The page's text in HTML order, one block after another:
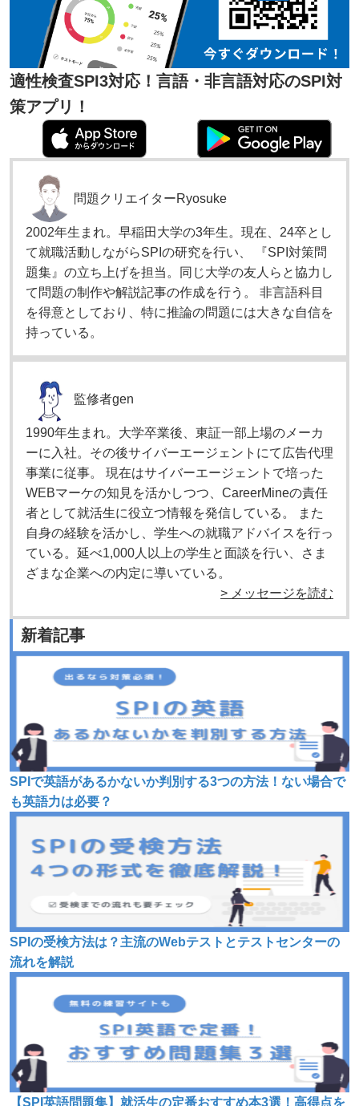
適性検査SPI3対応！言語・非言語対応のSPI対
策アプリ！
問題クリエイターRyosuke
2002年生まれ。早稲田大学の3年生。現在、24卒とし
て就職活動しながらSPIの研究を行い、 『SPI対策問
題集』の立ち上げを担当。同じ大学の友人らと協力し
て問題の制作や解説記事の作成を行う。 非言語科目
を得意としており、特に推論の問題には大きな自信を
持っている。
監修者gen
1990年生まれ。大学卒業後、東証一部上場のメーカ
ーに入社。その後サイバーエージェントにて広告代理
事業に従事。 現在はサイバーエージェントで培った
WEBマーケの知見を活かしつつ、CareerMineの責任
者として就活生に役立つ情報を発信している。 また
自身の経験を活かし、学生への就職アドバイスを行っ
ている。延べ1,000人以上の学生と面談を行い、さま
ざまな企業への内定に導いている。
> メッセージを読む
新着記事
SPIで英語があるかないか判別する3つの方法！ない場合で
も英語力は必要？
SPIの受検方法は？主流のWebテストとテストセンターの
流れを解説
【SPI英語問題集】就活生の定番おすすめ本3選！高得点を